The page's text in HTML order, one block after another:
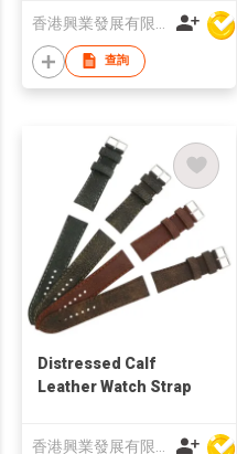
查詢
Distressed Calf
Leather Watch Strap